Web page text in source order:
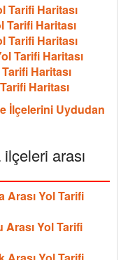
Tarifi Haritası
Tarifi Haritası
Tarifi Haritası
Tarifi Haritası
Haritası
Haritası
İlçelerini Uydudan
arası
Arası Yol Tarifi
Yol Tarifi